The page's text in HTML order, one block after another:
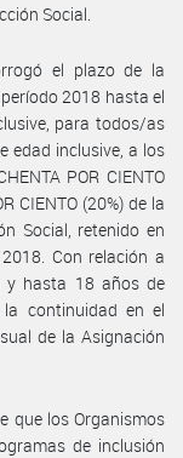
Social.
el plazo de la
2018 hasta el
para todos/as
edad inclusive, a los
POR CIENTO
CIENTO (20%) de la
Social, retenido en
Con relación a
y hasta 18 años de
continuidad en el
de la Asignación
que los Organismos
de inclusión